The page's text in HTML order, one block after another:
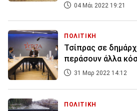
04 Μάι 2022 19:21
ΠΟΛΙΤΙΚΗ
Τσίπρας σε
περάσουν άλλα
31 Μαρ 2022 14:12
ΠΟΛΙΤΙΚΗ